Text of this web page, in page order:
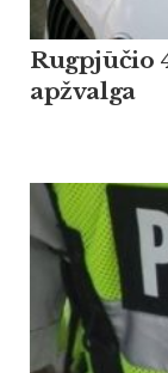
Rugpjūčio
apžvalga